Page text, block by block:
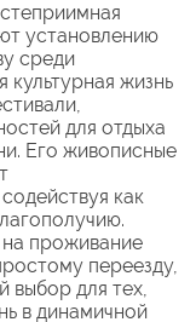
установлению
среди
жизнь
для отдыха
Его живописные
как
проживание
переезду,
выбор для тех,
в динамичной